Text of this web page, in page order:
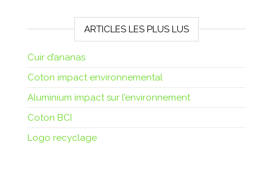
ARTICLES LES PLUS LUS
Cuir d’ananas
Coton impact environnemental
Aluminium impact sur l’environnement
Coton BCI
Logo recyclage